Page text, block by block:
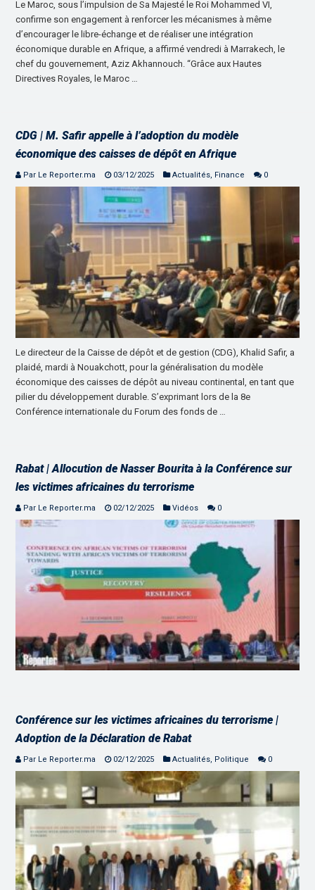
Le Maroc, sous l’impulsion de Sa Majesté le Roi Mohammed VI,
confirme son engagement à renforcer les mécanismes à même
d’encourager le libre-échange et de réaliser une intégration
économique durable en Afrique, a affirmé vendredi à Marrakech, le
chef du gouvernement, Aziz Akhannouch. “Grâce aux Hautes
Directives Royales, le Maroc …
CDG | M. Safir appelle à l’adoption du modèle
économique des caisses de dépôt en Afrique
Par Le Reporter.ma 03/12/2025 Actualités, Finance 0
Le directeur de la Caisse de dépôt et de gestion (CDG), Khalid Safir, a
plaidé, mardi à Nouakchott, pour la généralisation du modèle
économique des caisses de dépôt au niveau continental, en tant que
pilier du développement durable. S’exprimant lors de la 8e
Conférence internationale du Forum des fonds de …
Rabat | Allocution de Nasser Bourita à la Conférence sur
les victimes africaines du terrorisme
Par Le Reporter.ma 02/12/2025 Vidéos 0
Conférence sur les victimes africaines du terrorisme |
Adoption de la Déclaration de Rabat
Par Le Reporter.ma 02/12/2025 Actualités, Politique 0